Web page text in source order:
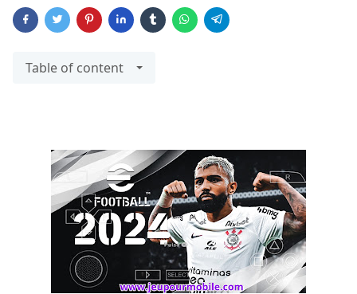
Table of content